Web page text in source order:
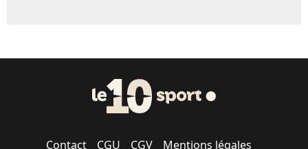
Contact CGU CGV Mentions légales